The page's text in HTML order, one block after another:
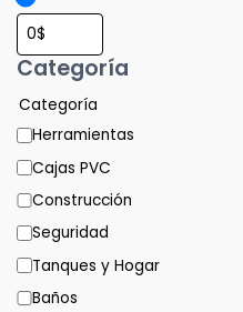
Categoría
Categoría
Herramientas
Cajas PVC
Construcción
Seguridad
Tanques y Hogar
Baños